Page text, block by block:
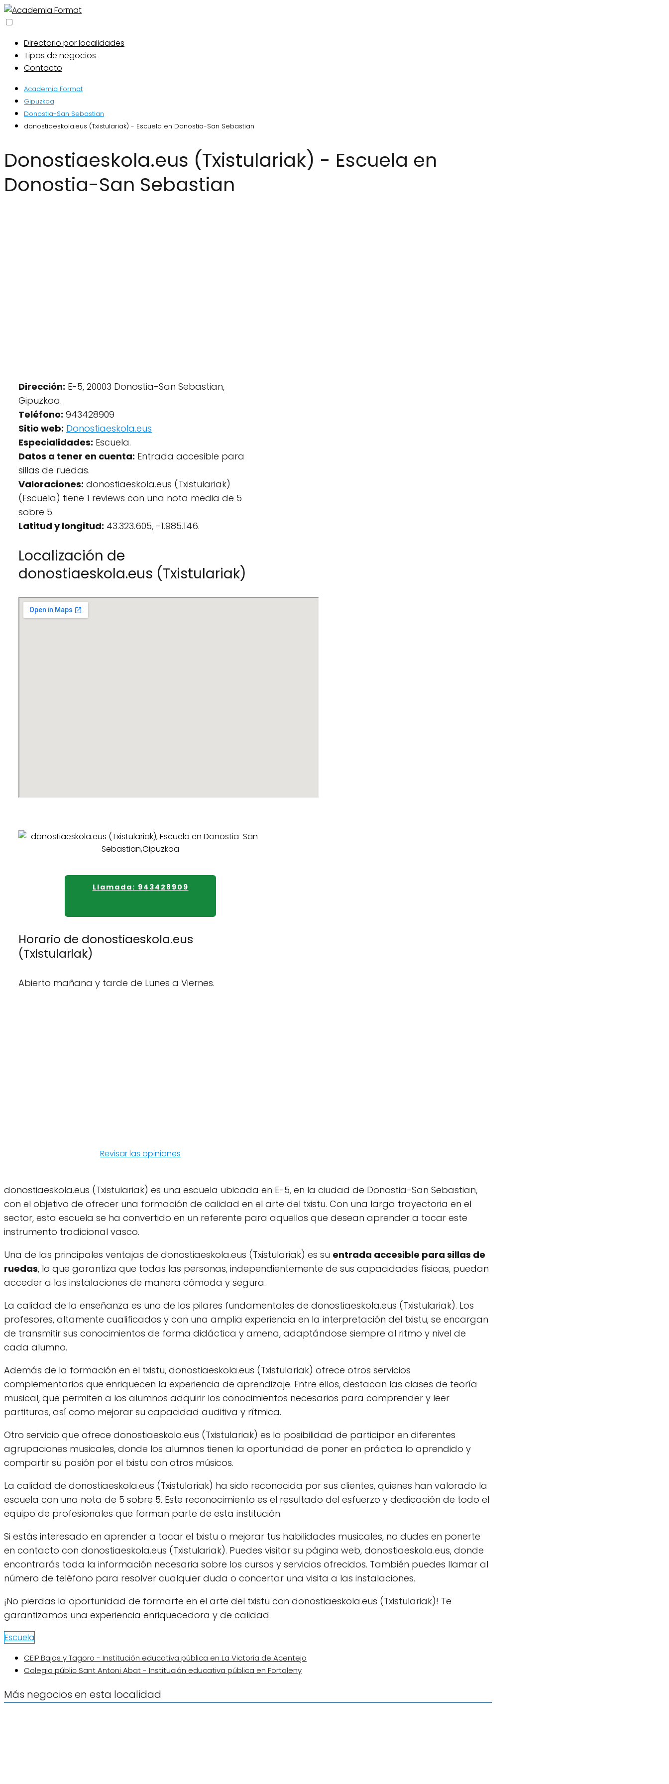
Directorio por localidades
Tipos de negocios
Contacto
Academia Format
Gipuzkoa
Donostia-San Sebastian
donostiaeskola.eus (Txistulariak) - Escuela en Donostia-San Sebastian
donostiaeskola.eus (Txistulariak) - Escuela en
Donostia-San Sebastian
Dirección: E-5, 20003 Donostia-San Sebastian,
Gipuzkoa.
Teléfono: 943428909
Sitio web: Donostiaeskola.eus
Especialidades: Escuela.
Datos a tener en cuenta: Entrada accesible para
sillas de ruedas.
Valoraciones: donostiaeskola.eus (Txistulariak)
(Escuela) tiene 1 reviews con una nota media de 5
sobre 5.
Latitud y longitud: 43.323.605, -1.985.146.
Localización de
donostiaeskola.eus (Txistulariak)
Llamada: 943428909
Horario de donostiaeskola.eus
(Txistulariak)
Abierto mañana y tarde de Lunes a Viernes.
Revisar las opiniones
donostiaeskola.eus (Txistulariak) es una escuela ubicada en E-5, en la ciudad de Donostia-San Sebastian,
con el objetivo de ofrecer una formación de calidad en el arte del txistu. Con una larga trayectoria en el
sector, esta escuela se ha convertido en un referente para aquellos que desean aprender a tocar este
instrumento tradicional vasco.
Una de las principales ventajas de donostiaeskola.eus (Txistulariak) es su entrada accesible para sillas de
ruedas, lo que garantiza que todas las personas, independientemente de sus capacidades físicas, puedan
acceder a las instalaciones de manera cómoda y segura.
La calidad de la enseñanza es uno de los pilares fundamentales de donostiaeskola.eus (Txistulariak). Los
profesores, altamente cualificados y con una amplia experiencia en la interpretación del txistu, se encargan
de transmitir sus conocimientos de forma didáctica y amena, adaptándose siempre al ritmo y nivel de
cada alumno.
Además de la formación en el txistu, donostiaeskola.eus (Txistulariak) ofrece otros servicios
complementarios que enriquecen la experiencia de aprendizaje. Entre ellos, destacan las clases de teoría
musical, que permiten a los alumnos adquirir los conocimientos necesarios para comprender y leer
partituras, así como mejorar su capacidad auditiva y rítmica.
Otro servicio que ofrece donostiaeskola.eus (Txistulariak) es la posibilidad de participar en diferentes
agrupaciones musicales, donde los alumnos tienen la oportunidad de poner en práctica lo aprendido y
compartir su pasión por el txistu con otros músicos.
La calidad de donostiaeskola.eus (Txistulariak) ha sido reconocida por sus clientes, quienes han valorado la
escuela con una nota de 5 sobre 5. Este reconocimiento es el resultado del esfuerzo y dedicación de todo el
equipo de profesionales que forman parte de esta institución.
Si estás interesado en aprender a tocar el txistu o mejorar tus habilidades musicales, no dudes en ponerte
en contacto con donostiaeskola.eus (Txistulariak). Puedes visitar su página web, donostiaeskola.eus, donde
encontrarás toda la información necesaria sobre los cursos y servicios ofrecidos. También puedes llamar al
número de teléfono para resolver cualquier duda o concertar una visita a las instalaciones.
¡No pierdas la oportunidad de formarte en el arte del txistu con donostiaeskola.eus (Txistulariak)! Te
garantizamos una experiencia enriquecedora y de calidad.
Escuela
CEIP Bajos y Tagoro - Institución educativa pública en La Victoria de Acentejo
Colegio públic Sant Antoni Abat - Institución educativa pública en Fortaleny
Más negocios en esta localidad